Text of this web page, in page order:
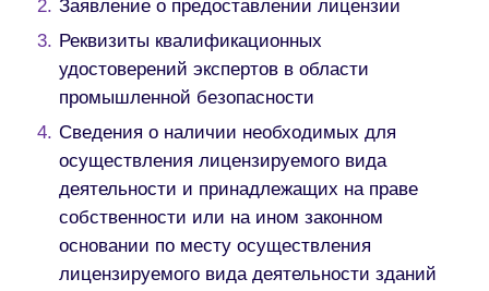
Заявление о предоставлении лицензии
Реквизиты квалификационных
удостоверений экспертов в области
промышленной безопасности
Сведения о наличии необходимых для
осуществления лицензируемого вида
деятельности и принадлежащих на праве
собственности или на ином законном
основании по месту осуществления
лицензируемого вида деятельности зданий